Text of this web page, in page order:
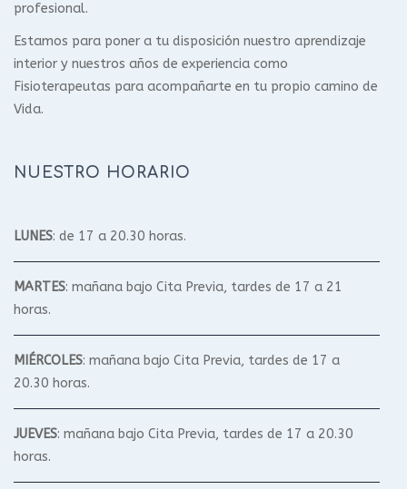
profesional.
Estamos para poner a tu disposición nuestro aprendizaje
interior y nuestros años de experiencia como
Fisioterapeutas para acompañarte en tu propio camino de
Vida.
NUESTRO HORARIO
LUNES: de 17 a 20.30 horas.
MARTES: mañana bajo Cita Previa, tardes de 17 a 21
horas.
MIÉRCOLES: mañana bajo Cita Previa, tardes de 17 a
20.30 horas.
JUEVES: mañana bajo Cita Previa, tardes de 17 a 20.30
horas.